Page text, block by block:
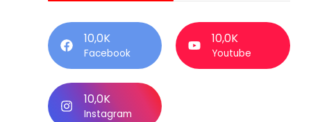
10,0K
Facebook
10,0K
Youtube
10,0K
Instagram